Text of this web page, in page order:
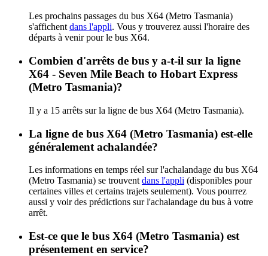
Les prochains passages du bus X64 (Metro Tasmania)
s'affichent dans l'appli. Vous y trouverez aussi l'horaire des
départs à venir pour le bus X64.
Combien d'arrêts de bus y a-t-il sur la ligne
X64 - Seven Mile Beach to Hobart Express
(Metro Tasmania)?
Il y a 15 arrêts sur la ligne de bus X64 (Metro Tasmania).
La ligne de bus X64 (Metro Tasmania) est-elle
généralement achalandée?
Les informations en temps réel sur l'achalandage du bus X64
(Metro Tasmania) se trouvent dans l'appli (disponibles pour
certaines villes et certains trajets seulement). Vous pourrez
aussi y voir des prédictions sur l'achalandage du bus à votre
arrêt.
Est-ce que le bus X64 (Metro Tasmania) est
présentement en service?